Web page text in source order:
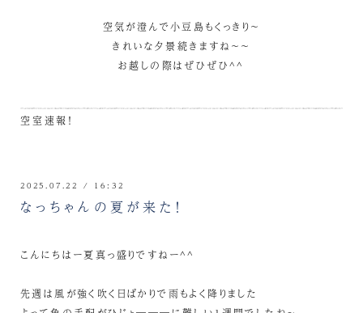
空気が澄んで小豆島もくっきり～
きれいな夕景続きますね～～
お越しの際はぜひぜひ^^
空室速報！
2025.07.22 / 16:32
なっちゃんの夏が来た！
こんにちはー夏真っ盛りですねー^^
先週は風が強く吹く日ばかりで雨もよく降りました